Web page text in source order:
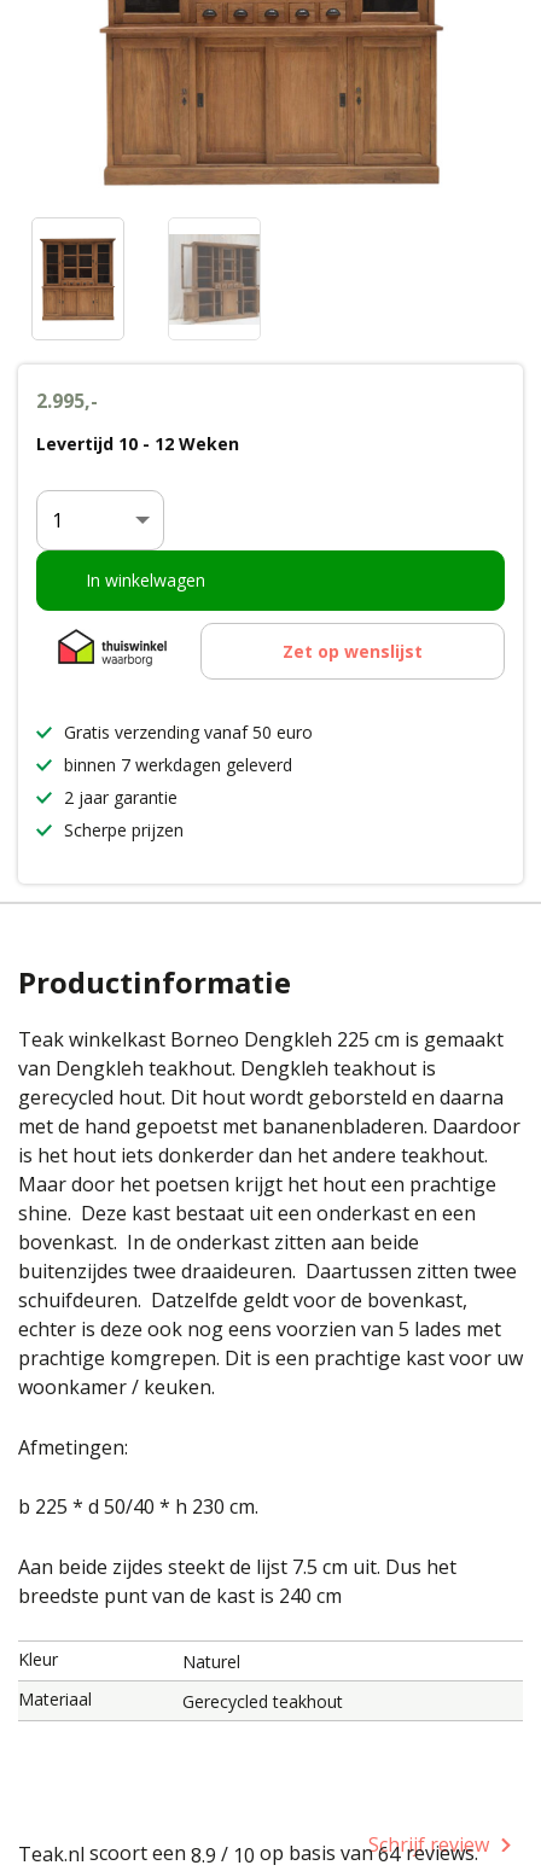
Wenslijst
2.995,-
Levertijd 10 - 12 Weken
Aantal
In winkelwagen
Zet op wenslijst
Gratis verzending vanaf 50 euro
binnen 7 werkdagen geleverd
2 jaar garantie
Scherpe prijzen
Productinformatie
Teak winkelkast Borneo Dengkleh 225 cm is gemaakt
van Dengkleh teakhout. Dengkleh teakhout is
gerecycled hout. Dit hout wordt geborsteld en daarna
met de hand gepoetst met bananenbladeren. Daardoor
is het hout iets donkerder dan het andere teakhout.
Maar door het poetsen krijgt het hout een prachtige
shine. Deze kast bestaat uit een onderkast en een
bovenkast. In de onderkast zitten aan beide
buitenzijdes twee draaideuren. Daartussen zitten twee
schuifdeuren. Datzelfde geldt voor de bovenkast,
echter is deze ook nog eens voorzien van 5 lades met
prachtige komgrepen. Dit is een prachtige kast voor uw
woonkamer / keuken.
Afmetingen:
b 225 * d 50/40 * h 230 cm.
Aan beide zijdes steekt de lijst 7.5 cm uit. Dus het
breedste punt van de kast is 240 cm
Kleur
Naturel
Materiaal
Gerecycled teakhout
Schrijf review
Teak.nl scoort een 8.9 / 10 op basis van64 reviews.